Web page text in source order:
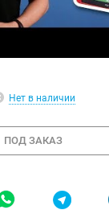
Нет в наличии
ПОД ЗАКАЗ